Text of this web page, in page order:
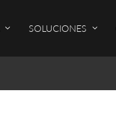
SOLUCIONES